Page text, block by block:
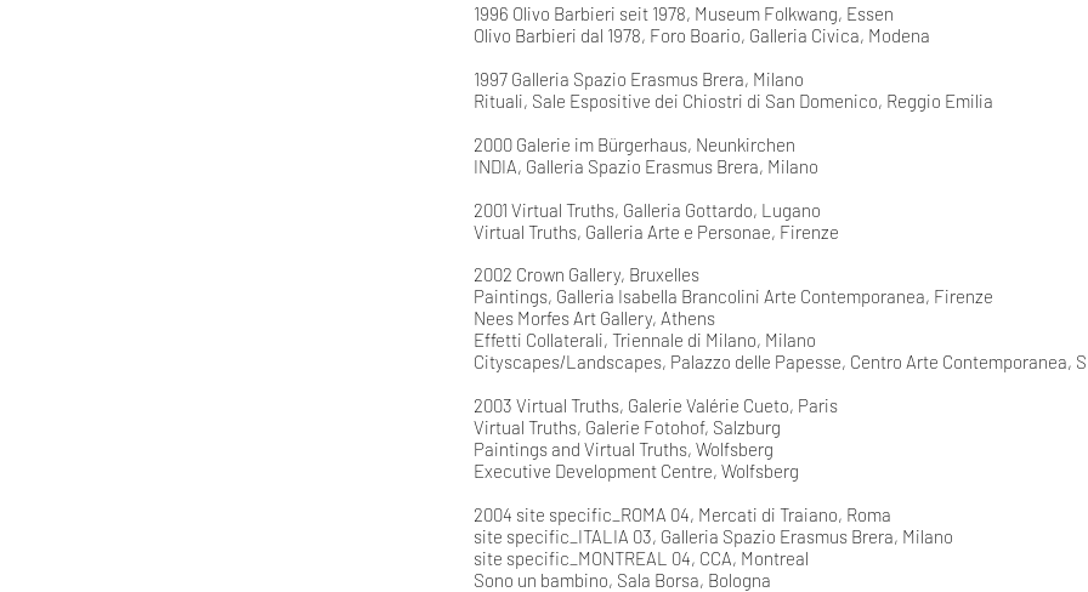
1996 Olivo Barbieri seit 1978, Museum Folkwang, Essen
Olivo Barbieri dal 1978, Foro Boario, Galleria Civica, Modena
1997 Galleria Spazio Erasmus Brera, Milano
Rituali, Sale Espositive dei Chiostri di San Domenico, Reggio Emilia
2000 Galerie im Bürgerhaus, Neunkirchen
INDIA, Galleria Spazio Erasmus Brera, Milano
2001 Virtual Truths, Galleria Gottardo, Lugano
Virtual Truths, Galleria Arte e Personae, Firenze
2002 Crown Gallery, Bruxelles
Paintings, Galleria Isabella Brancolini Arte Contemporanea, Firenze
Nees Morfes Art Gallery, Athens
Effetti Collaterali, Triennale di Milano, Milano
Cityscapes/Landscapes, Palazzo delle Papesse, Centro Arte Contemporanea,
2003 Virtual Truths, Galerie Valérie Cueto, Paris
Virtual Truths, Galerie Fotohof, Salzburg
Paintings and Virtual Truths, Wolfsberg
Executive Development Centre, Wolfsberg
2004 site specific_ROMA 04, Mercati di Traiano, Roma
site specific_ITALIA 03, Galleria Spazio Erasmus Brera, Milano
site specific_MONTREAL 04, CCA, Montreal
Sono un bambino, Sala Borsa, Bologna